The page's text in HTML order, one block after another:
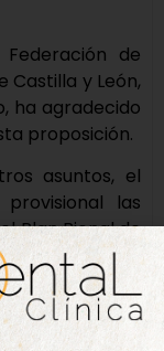
de
Castilla y León,
ha agradecido
proposición.
asuntos, el
las
Plan Bienal de
del Plan
año 2026, y
bueno a la
formación y